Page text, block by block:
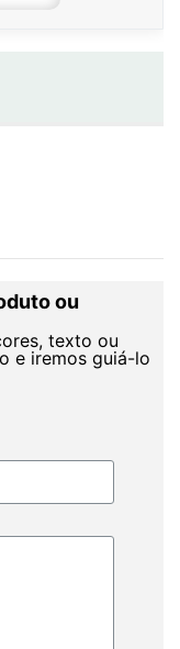
ou
texto ou
e iremos guiá-lo